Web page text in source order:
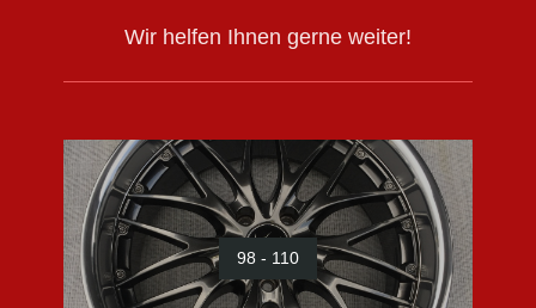
Wir helfen Ihnen gerne weiter!
98 - 110